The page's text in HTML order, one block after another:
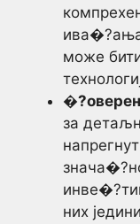
може
за
них